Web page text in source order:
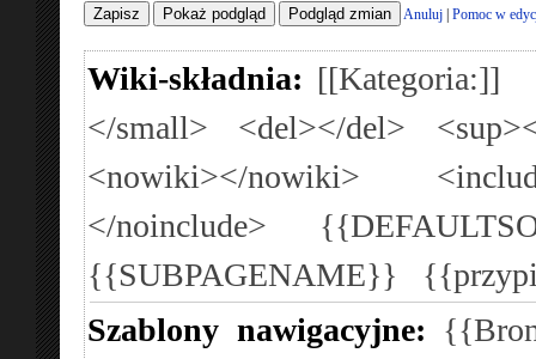
Anuluj Pomoc w
Wiki-składnia: [[Kategoria:]]
</small>
<del></del>
<nowiki></nowiki>
</noinclude>
{{SUBPAGENAME}}
Szablony nawigacyjne: